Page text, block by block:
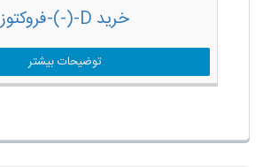
خرید D-(-)-فروکتوز
توضیحات بیشتر